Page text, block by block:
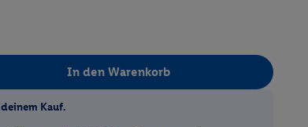
In den Warenkorb
Kauf.